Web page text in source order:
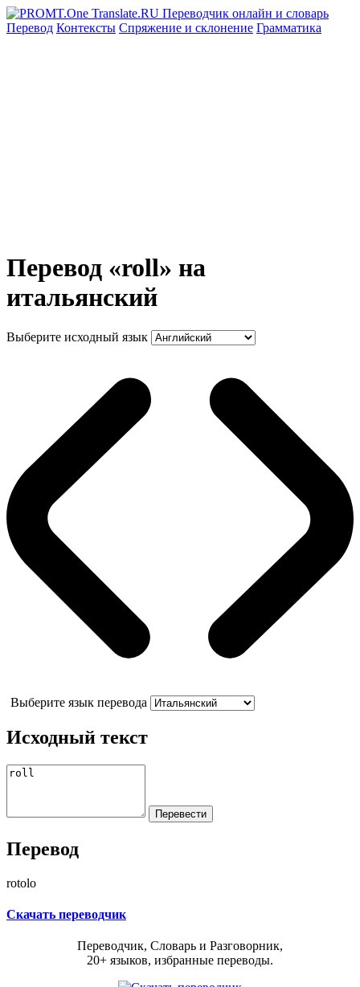
Перевод Контексты Спряжение и склонение Грамматика
Перевод «roll» на
итальянский
Выберите исходный язык
Выберите язык перевода
Исходный текст
Перевод
rotolo
Скачать переводчик
Переводчик, Словарь и Разговорник,
20+ языков, избранные переводы.